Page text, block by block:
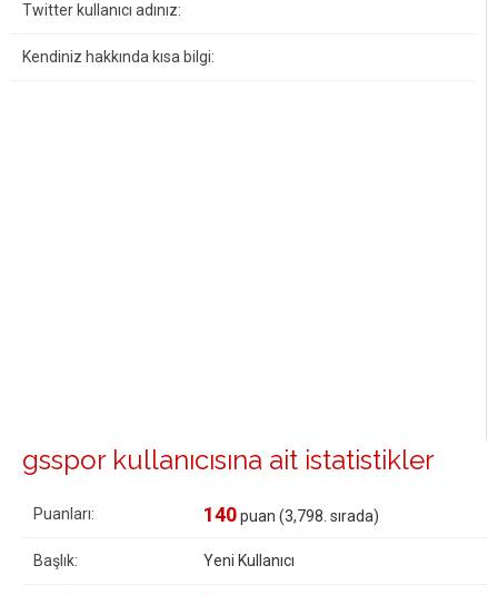
Twitter kullanıcı adınız:
Kendiniz hakkında kısa bilgi:
gsspor kullanıcısına ait istatistikler
Puanları: 140puan (3,798 . sırada)
Başlık: Yeni Kullanıcı